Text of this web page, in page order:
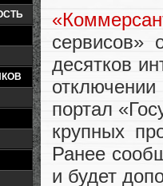
сервисов»
десятков
портал
крупных
Ранее
и будет